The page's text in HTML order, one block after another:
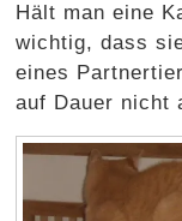
Hält man eine
wichtig, dass
eines
auf Dauer nicht